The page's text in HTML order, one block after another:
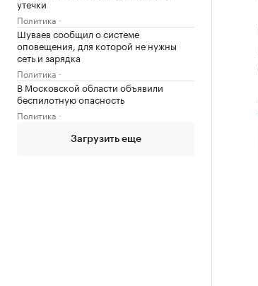
утечки
Политика
Шуваев сообщил о системе
оповещения, для которой не нужны
сеть и зарядка
Политика
В Московской области объявили
беспилотную опасность
Политика
Загрузить еще